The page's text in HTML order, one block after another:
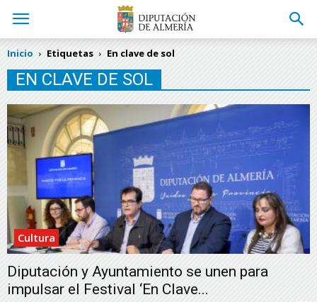
Inicio Etiquetas En clave de sol
EN CLAVE DE SOL
Cultura
Diputación y Ayuntamiento se unen para
impulsar eI Festival ‘En Clave...